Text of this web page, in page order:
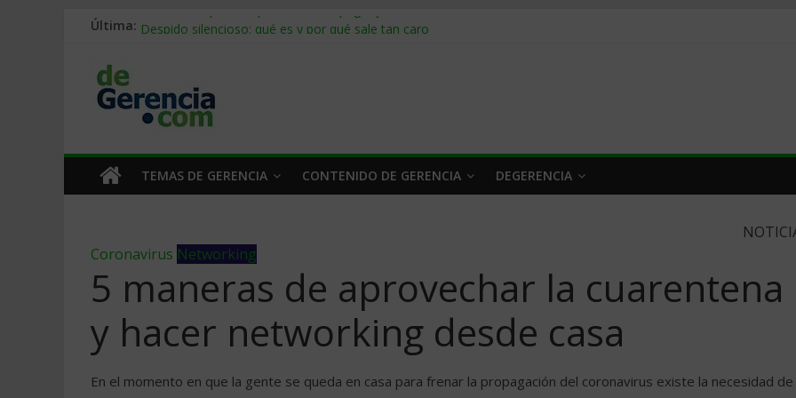
Última: Stablecoins para empresas: cómo pagar y cobrar en 2026
Trabajo forzoso en la cadena de suministro: qué hacer
Mercado hispano de EE. UU.: cómo segmentarlo y venderle
TEMAS DE GERENCIA CONTENIDO DE GERENCIA DEGERENCIA
Coronavirus Networking
5 maneras de aprovechar la cuarentena
y hacer networking desde casa
En el momento en que la gente se queda en casa para frenar la propagación del coronavirus existe la necesidad de